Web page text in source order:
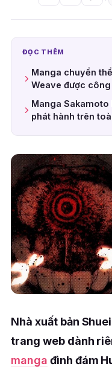
ĐỌC THÊM
Manga chuyển
Weave được
Manga Sakamoto
phát hành trên
Nhà xuất bản
trang web dành
manga đình đám